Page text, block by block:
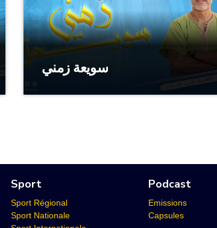
سويعة زمني
Sport
Sport Régional
Sport Nationale
Podcast
Emissions
Capsules